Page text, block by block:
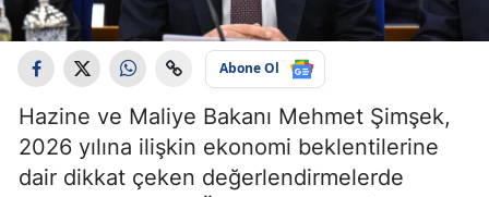
Abone Ol
Hazine ve Maliye Bakanı Mehmet Şimşek,
2026 yılına ilişkin ekonomi beklentilerine
dair dikkat çeken değerlendirmelerde